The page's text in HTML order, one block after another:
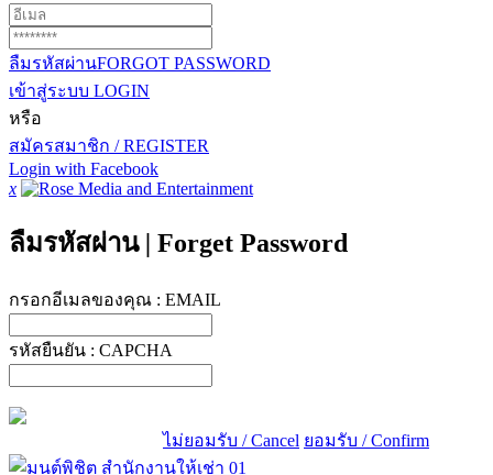
ลืมรหัสผ่านFORGOT PASSWORD
เข้าสู่ระบบ LOGIN
หรือ
สมัครสมาชิก / REGISTER
Login with Facebook
x
ลืมรหัสผ่าน | Forget Password
กรอกอีเมลของคุณ : EMAIL
รหัสยืนยัน : CAPCHA
ไม่ยอมรับ / Cancel ยอมรับ / Confirm